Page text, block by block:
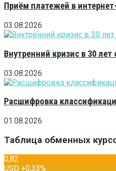
Приём платежей в
03.08.2026
Внутренний кризис в 30
03.08.2026
Расшифровка
01.08.2026
Таблица обменных
0,82
USD +0,33%